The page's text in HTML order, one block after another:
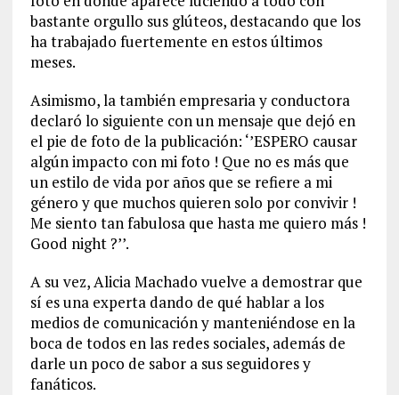
bastante orgullo sus glúteos, destacando que los
ha trabajado fuertemente en estos últimos
meses.
Asimismo, la también empresaria y conductora
declaró lo siguiente con un mensaje que dejó en
el pie de foto de la publicación: ‘’ESPERO causar
algún impacto con mi foto ! Que no es más que
un estilo de vida por años que se refiere a mi
género y que muchos quieren solo por convivir !
Me siento tan fabulosa que hasta me quiero más !
Good night ?’’.
A su vez, Alicia Machado vuelve a demostrar que
sí es una experta dando de qué hablar a los
medios de comunicación y manteniéndose en la
boca de todos en las redes sociales, además de
darle un poco de sabor a sus seguidores y
fanáticos.